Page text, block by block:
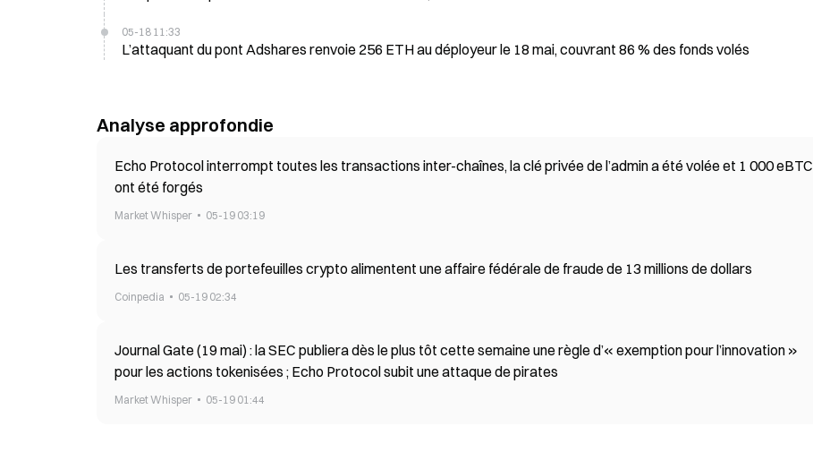
05-18 11:33
L’attaquant du pont Adshares renvoie 256 ETH au déployeur le 18 mai, couvrant 86 % des fonds volés
Analyse approfondie
Echo Protocol interrompt toutes les transactions inter-chaînes, la clé privée de l’admin a été volée et 1 000 eBTC
ont été forgés
Market Whisper 05-19 03:19
Les transferts de portefeuilles crypto alimentent une affaire fédérale de fraude de 13 millions de dollars
Coinpedia 05-19 02:34
Journal Gate (19 mai) : la SEC publiera dès le plus tôt cette semaine une règle d’« exemption pour l’innovation »
pour les actions tokenisées ; Echo Protocol subit une attaque de pirates
Market Whisper 05-19 01:44